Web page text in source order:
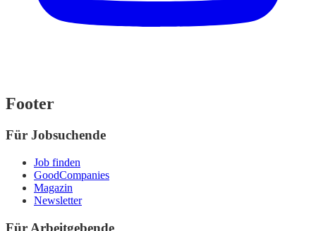
Footer
Für Jobsuchende
Job finden
GoodCompanies
Magazin
Newsletter
Für Arbeitgebende